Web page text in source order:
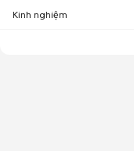
Kinh nghiệm